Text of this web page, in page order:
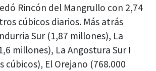
Rincón del Mangrullo con 2,74
cúbicos diarios. Más atrás
Sur (1,87 millones), La
millones), La Angostura Sur I
cúbicos), El Orejano (768.000